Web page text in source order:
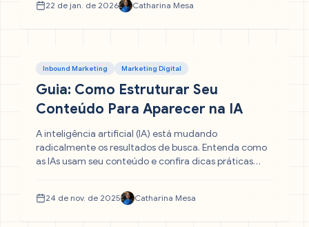
contra atualizações futuras.
22 de jan. de 2026 Catharina Mesa
Inbound Marketing Marketing Digital
Guia: Como Estruturar Seu
Conteúdo Para Aparecer na IA
A inteligência artificial (IA) está mudando
radicalmente os resultados de busca. Entenda como
as IAs usam seu conteúdo e confira dicas práticas
sua marca seja a fonte primária das respostas
generativas.
24 de nov. de 2025 Catharina Mesa